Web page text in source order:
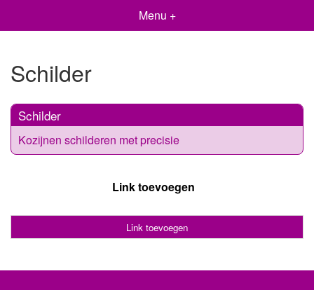
Menu +
Schilder
Schilder
Kozijnen schilderen met precisie
Link toevoegen
Link toevoegen